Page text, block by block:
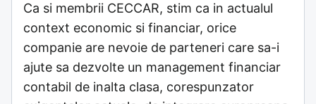
Ca si membrii CECCAR, stim ca in actualul
context economic si financiar, orice
companie are nevoie de parteneri care sa-i
ajute sa dezvolte un management financiar
contabil de inalta clasa, corespunzator